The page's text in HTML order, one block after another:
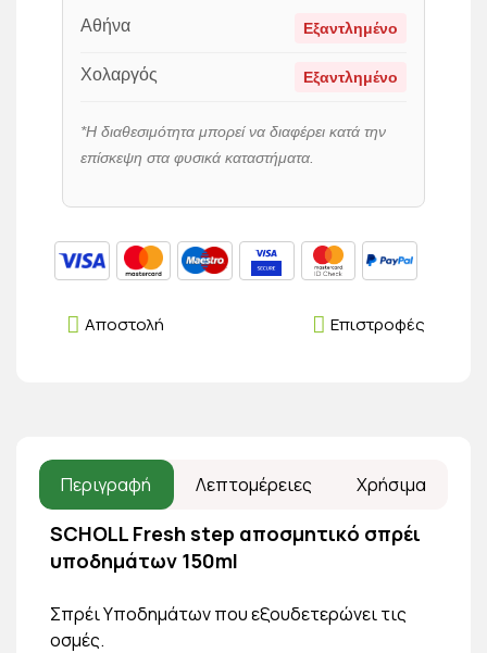
Αθήνα Εξαντλημένο
Χολαργός Εξαντλημένο
*Η διαθεσιμότητα μπορεί να διαφέρει κατά την
επίσκεψη στα φυσικά καταστήματα.
Επιστροφές
Αποστολή
Περιγραφή Λεπτομέρειες Χρήσιμα
SCHOLL Fresh step αποσμητικό σπρέι
υποδημάτων 150ml
Σπρέι Υποδημάτων που εξουδετερώνει τις
οσμές.